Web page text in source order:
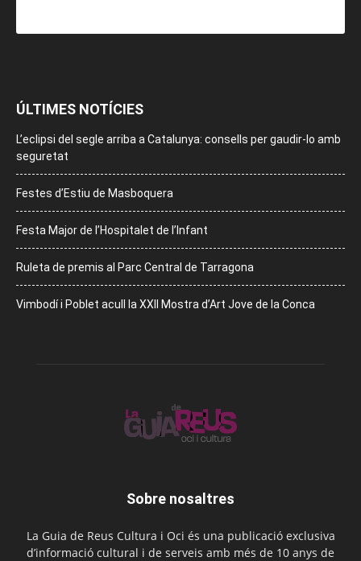
ÚLTIMES NOTÍCIES
L’eclipsi del segle arriba a Catalunya: consells per gaudir-lo amb
seguretat
Festes d’Estiu de Masboquera
Festa Major de l’Hospitalet de l’Infant
Ruleta de premis al Parc Central de Tarragona
Vimbodí i Poblet acull la XXII Mostra d’Art Jove de la Conca
Sobre nosaltres
La Guia de Reus Cultura i Oci és una publicació exclusiva
d’informació cultural i de serveis amb més de 10 anys de